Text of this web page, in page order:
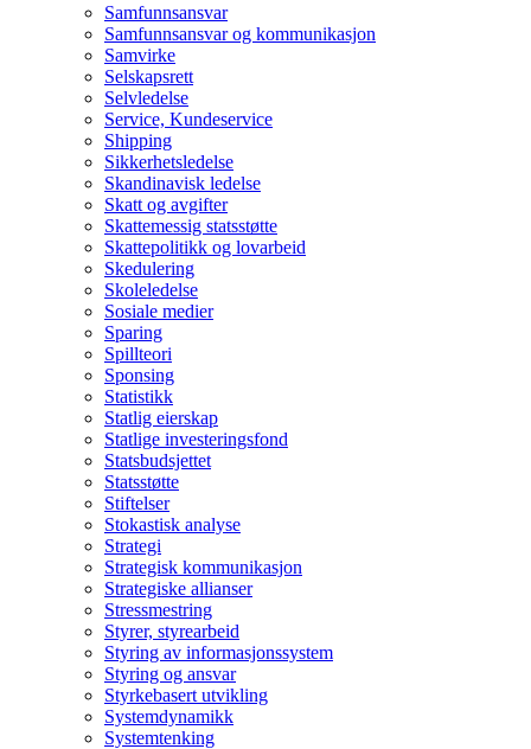
Samfunnsansvar
Samfunnsansvar og kommunikasjon
Samvirke
Selskapsrett
Selvledelse
Service, Kundeservice
Shipping
Sikkerhetsledelse
Skandinavisk ledelse
Skatt og avgifter
Skattemessig statsstøtte
Skattepolitikk og lovarbeid
Skedulering
Skoleledelse
Sosiale medier
Sparing
Spillteori
Sponsing
Statistikk
Statlig eierskap
Statlige investeringsfond
Statsbudsjettet
Statsstøtte
Stiftelser
Stokastisk analyse
Strategi
Strategisk kommunikasjon
Strategiske allianser
Stressmestring
Styrer, styrearbeid
Styring av informasjonssystem
Styring og ansvar
Styrkebasert utvikling
Systemdynamikk
Systemtenking